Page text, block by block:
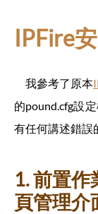
IPFire
我參考了原本
的pound.cfg設
有任何講述錯誤
1. 前置
頁管理介